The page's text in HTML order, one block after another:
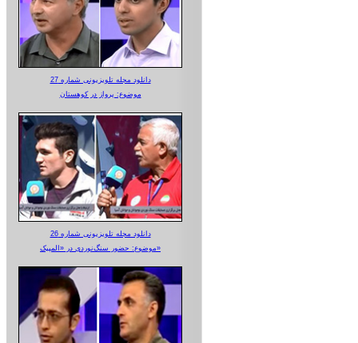
دانلود مجله تلویزیونی شماره 27
موضوع: پرواز در کوهستان
دانلود مجله تلویزیونی شماره 26
موضوع: حضور سنگ‌نوردی در «المپیک»